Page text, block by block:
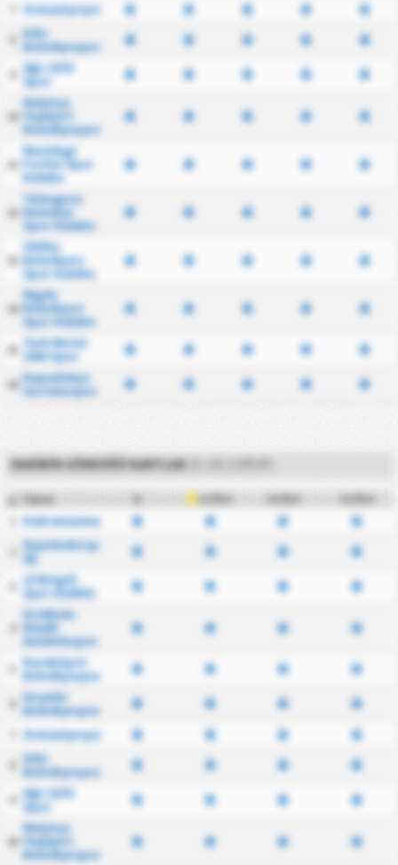
Osmaniyespor
Kilis
Belediyespor
Ağrı 1970
Spor
Malatya
Yeşilyurt
Belediyespor
Mazidagi
Fosfat Spor
Kulubu
Talasgucu
Belediye
Spor Kulubu
Silifke
Belediyesi
Spor Kulubu
Nigde
Belediyesi
Spor Kulubu
Turk Metal
1963 Spor
Kapadokya
Goremespor
RAKIBIN GÖRDÜĞÜ KARTLAR
Takım 1.5 Üst 2.5 Üst
3.5 Üst
Kahramanmaraşspor
Diyarbekirspor
12 Bingöl
Spor Kulübü
Kırıkkale
Büyük
Anadoluspor
Karaköprü
Belediyespor
Kırşehir
Belediyespor
Osmaniyespor
Kilis
Belediyespor
Ağrı 1970
Spor
Malatya
Yeşilyurt
Belediyespor